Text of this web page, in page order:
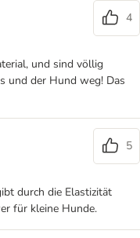
4
und sind völlig
und der Hund weg! Das
5
durch die Elastizität
für kleine Hunde.